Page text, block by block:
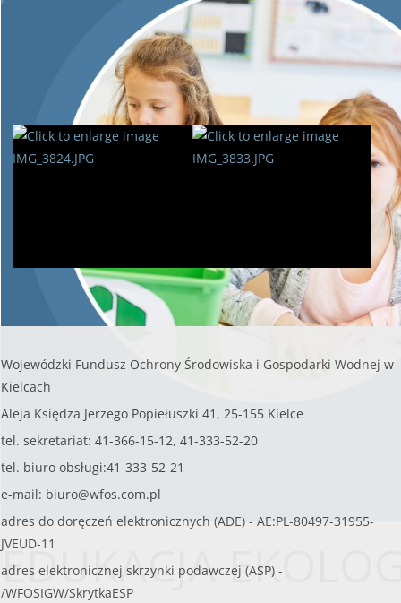
EDUKACJA
tysiące złotych, w zależności od rodzaju inwestycji. Szczegóły
"ZORZA" - Czyste powietrze nad Świętokrzyskim.
tutaj.
Wojewódzki Fundusz Ochrony Środowiska i Gospodarki Wodnej w
Kielcach
Aleja Księdza Jerzego Popiełuszki 41, 25-155 Kielce
tel. sekretariat: 41-366-15-12, 41-333-52-20
tel. biuro obsługi:41-333-52-21
e-mail: biuro@wfos.com.pl
adres do doręczeń elektronicznych (ADE) - AE:PL-80497-31955-
JVEUD-11
adres elektronicznej skrzynki podawczej (ASP) -
/WFOSIGW/SkrytkaESP